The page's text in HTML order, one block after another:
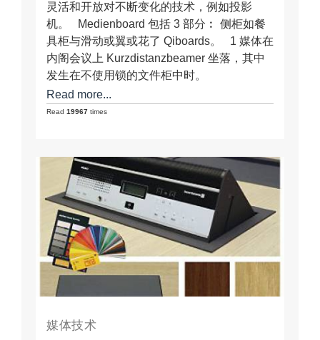
灵活和开放对不断变化的技术，例如投影
机。 Medienboard 包括 3 部分︰ 侧柜如餐
具柜与滑动或翼或花了 Qiboards。 1 媒体在
内阁会议上 Kurzdistanzbeamer 坐落，其中
发生在不使用锁的文件柜中时。
Read more...
Read 19967 times
媒体技术